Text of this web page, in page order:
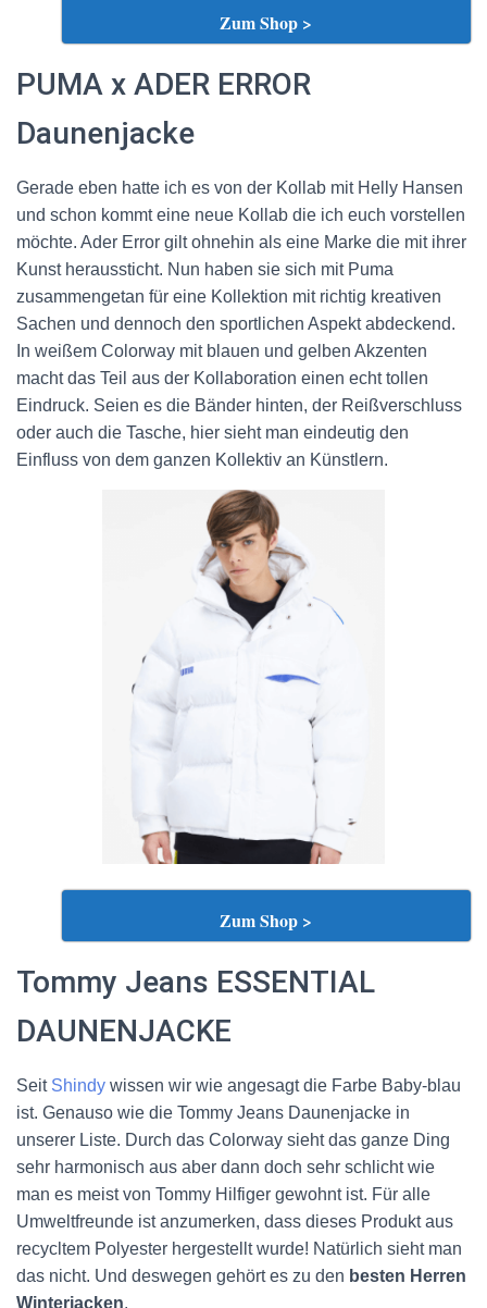
Zum Shop >
PUMA x ADER ERROR
Daunenjacke
Gerade eben hatte ich es von der Kollab mit Helly Hansen
und schon kommt eine neue Kollab die ich euch vorstellen
möchte. Ader Error gilt ohnehin als eine Marke die mit ihrer
Kunst heraussticht. Nun haben sie sich mit Puma
zusammengetan für eine Kollektion mit richtig kreativen
Sachen und dennoch den sportlichen Aspekt abdeckend.
In weißem Colorway mit blauen und gelben Akzenten
macht das Teil aus der Kollaboration einen echt tollen
Eindruck. Seien es die Bänder hinten, der Reißverschluss
oder auch die Tasche, hier sieht man eindeutig den
Einfluss von dem ganzen Kollektiv an Künstlern.
Zum Shop >
Tommy Jeans ESSENTIAL
DAUNENJACKE
Seit Shindy wissen wir wie angesagt die Farbe Baby-blau
ist. Genauso wie die Tommy Jeans Daunenjacke in
unserer Liste. Durch das Colorway sieht das ganze Ding
sehr harmonisch aus aber dann doch sehr schlicht wie
man es meist von Tommy Hilfiger gewohnt ist. Für alle
Umweltfreunde ist anzumerken, dass dieses Produkt aus
recycltem Polyester hergestellt wurde! Natürlich sieht man
das nicht. Und deswegen gehört es zu den besten Herren
Winterjacken.